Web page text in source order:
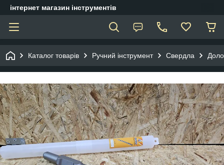
інтернет магазин інструментів
Каталог товарів Ручний інструмент Свердла